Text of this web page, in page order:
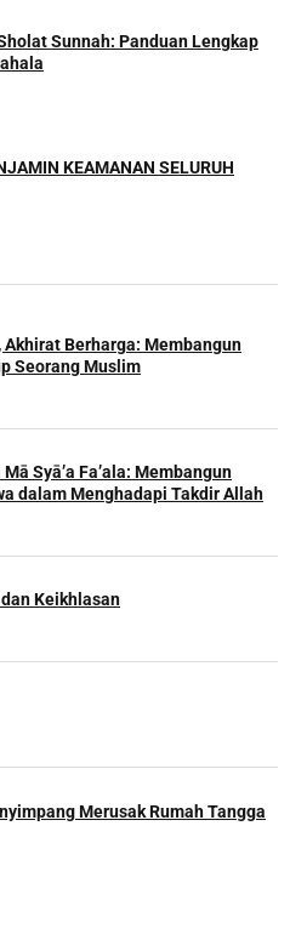
Sunnah: Panduan Lengkap
KEAMANAN SELURUH
Akhirat Berharga: Membangun
Seorang Muslim
Syā’a Fa’ala: Membangun
dalam Menghadapi Takdir Allah
Keikhlasan
Merusak Rumah Tangga